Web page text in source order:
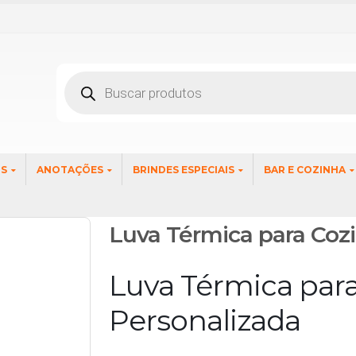
produtos
ANOTAÇÕES BRINDES ESPECIAIS BAR E COZINHA
Luva Térmica para
Luva Térmica
Personalizada